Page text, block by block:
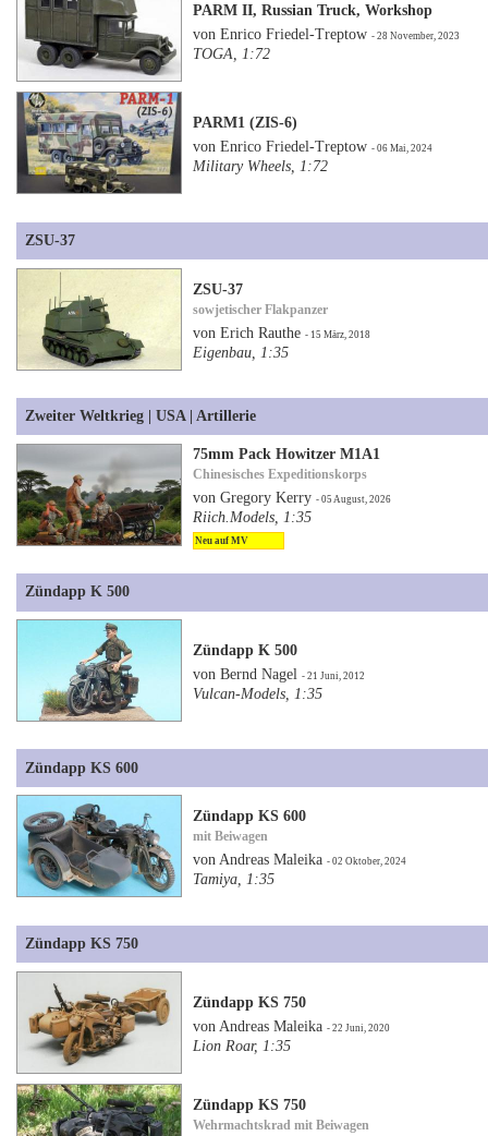
PARM II, Russian Truck, Workshop
von Enrico Friedel-Treptow- 28 November, 2023
TOGA, 1:72
PARM1 (ZIS-6)
von Enrico Friedel-Treptow- 06 Mai, 2024
Military Wheels, 1:72
ZSU-37
ZSU-37
sowjetischer Flakpanzer
von Erich Rauthe- 15 März, 2018
Eigenbau, 1:35
Zweiter Weltkrieg | USA | Artillerie
75mm Pack Howitzer M1A1
Chinesisches Expeditionskorps
von Gregory Kerry- 05 August, 2026
Riich.Models, 1:35
Neu auf MV
Zündapp K 500
Zündapp K 500
von Bernd Nagel- 21 Juni, 2012
Vulcan-Models, 1:35
Zündapp KS 600
Zündapp KS 600
mit Beiwagen
von Andreas Maleika- 02 Oktober, 2024
Tamiya, 1:35
Zündapp KS 750
Zündapp KS 750
von Andreas Maleika- 22 Juni, 2020
Lion Roar, 1:35
Zündapp KS 750
Wehrmachtskrad mit Beiwagen